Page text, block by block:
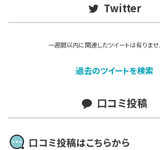
Twitter
一週間以内に関連したツイートは有りませ
過去のツイートを検索
口コミ投稿
口コミ投稿はこちらから